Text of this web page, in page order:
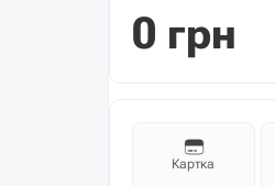
0 грн
Картка